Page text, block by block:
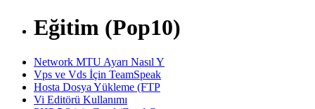
Eğitim (Pop10)
Network MTU Ayarı Nasıl Y
Vps ve Vds İçin TeamSpeak
Hosta Dosya Yükleme (FTP
Vi Editörü Kullanımı